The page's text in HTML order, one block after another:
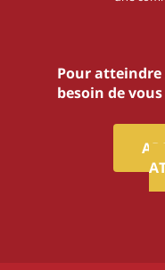
Pour atteindre
besoin de vous